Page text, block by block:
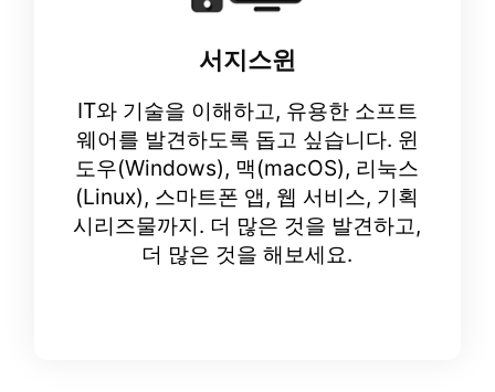
서지스윈
IT와 기술을 이해하고, 유용한 소프트
웨어를 발견하도록 돕고 싶습니다. 윈
도우(Windows), 맥(macOS), 리눅스
(Linux), 스마트폰 앱, 웹 서비스, 기획
시리즈물까지. 더 많은 것을 발견하고,
더 많은 것을 해보세요.